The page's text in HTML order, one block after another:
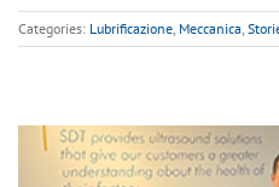
Categories: Lubrificazione, Meccanica